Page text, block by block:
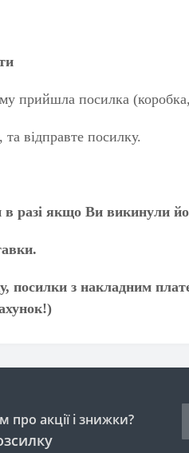
прийшла посилка
відправте посилку.
разі якщо Ви викинули
з накладним
про акції і знижки?